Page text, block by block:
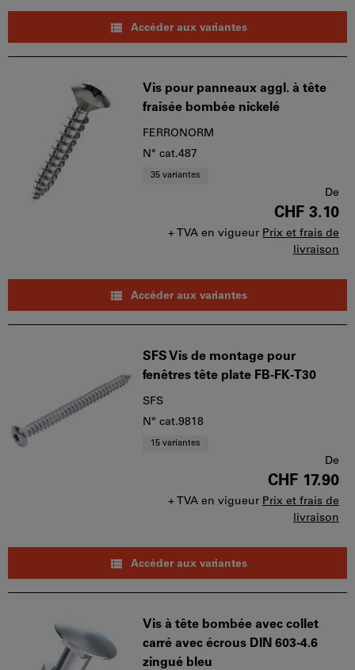
Accéder aux variantes
Vis pour panneaux aggl. à tête
fraisée bombée nickelé
FERRONORM
N° cat.487
35 variantes
De
CHF 3.10
+ TVA en vigueur Prix et frais de
livraison
Accéder aux variantes
SFS Vis de montage pour
fenêtres tête plate FB-FK-T30
SFS
N° cat.9818
15 variantes
De
CHF 17.90
+ TVA en vigueur Prix et frais de
livraison
Accéder aux variantes
Vis à tête bombée avec collet
carré avec écrous DIN 603-4.6
zingué bleu